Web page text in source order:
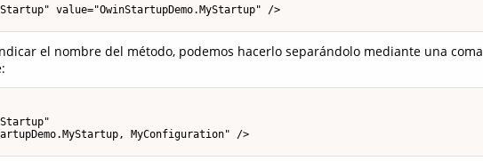
value="OwinStartupDemo.MyStartup" />
el nombre del método, podemos hacerlo separándolo mediante una coma
MyConfiguration" />